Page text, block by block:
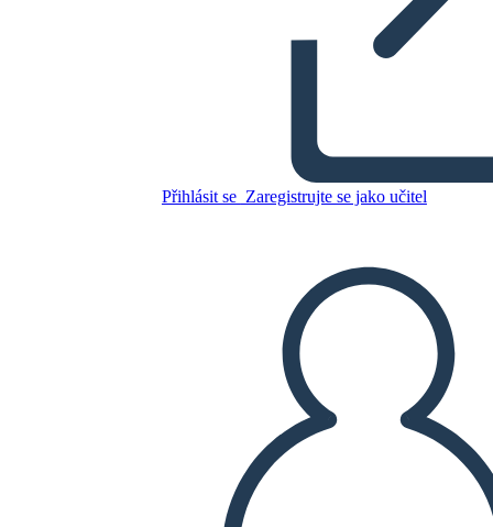
Přihlásit se Zaregistrujte se jako učitel
Program Školení 1
Zkopírujte tento scénář
VYTVOŘIT STORYBOARD
PŘEHRÁT PREZENTACI
PŘEČTI MI